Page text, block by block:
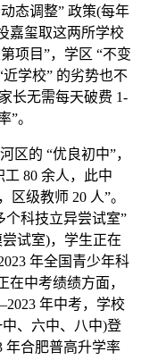
态调整” 政策(每年
嘉玺取这两所学校
项目”，学区 “不变
学校” 的劣势也不
长无需每天破费 1-
”。
的 “优良初中”，
工 80 余人，此中
区级教师 20 人”。
个科技立异尝试室”
试室)，学生正在
年全国青少年科
在中考绩绩方面，
年中考，学校
、六中、八中)登
年合肥普高升学率